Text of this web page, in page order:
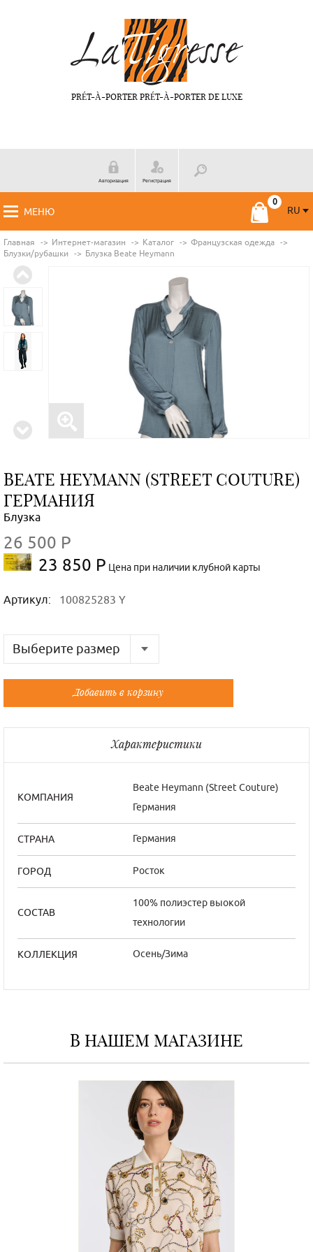
PRÉT-À-PORTER PRÉT-À-PORTER DE LUXE
Авторизация Регистрация
МЕНЮ
RU
Главная Интернет-магазин Каталог
Французская одежда
Блузки/рубашки
Блузка Beate Нeymann
BEATE НEYMANN (STREET COUTURE)
ГЕРМАНИЯ
Блузка
26 500 Р
23 850 Р Цена при наличии клубной карты
Артикул: 100825283 Y
Выберите размер
Русский
Французский
44
38/1
46
40/2
46/5
Добавить в корзину
Характеристики
КОМПАНИЯ
Beate Нeymann (Street Couture)
Германия
СТРАНА Германия
ГОРОД Росток
СОСТАВ
100% полиэстер выокой
технологии
КОЛЛЕКЦИЯ Осень/Зима
В НАШЕМ МАГАЗИНЕ